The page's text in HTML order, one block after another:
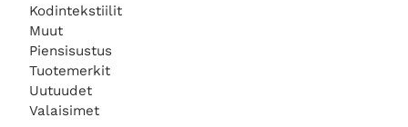
Kodintekstiilit
Muut
Piensisustus
Tuotemerkit
Uutuudet
Valaisimet